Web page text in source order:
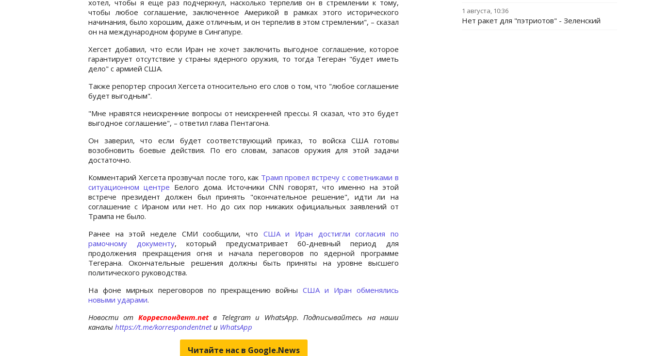
хотел, чтобы я еще раз подчеркнул, насколько терпелив он в стремлении к тому,
чтобы любое соглашение, заключенное Америкой в рамках этого исторического
начинания, было хорошим, даже отличным, и он терпелив в этом стремлении", – сказал
он на международном форуме в Сингапуре.
Хегсет добавил, что если Иран не хочет заключить выгодное соглашение, которое
гарантирует отсутствие у страны ядерного оружия, то тогда Тегеран "будет иметь
дело" с армией США.
Также репортер спросил Хегсета относительно его слов о том, что "любое соглашение
будет выгодным".
"Мне нравятся неискренние вопросы от неискренней прессы. Я сказал, что это будет
выгодное соглашение", – ответил глава Пентагона.
Он заверил, что если будет соответствующий приказ, то войска США готовы
возобновить боевые действия. По его словам, запасов оружия для этой задачи
достаточно.
Комментарий Хегсета прозвучал после того, как Трамп провел встречу с советниками в
ситуационном центре Белого дома. Источники CNN говорят, что именно на этой
встрече президент должен был принять "окончательное решение", идти ли на
соглашение с Ираном или нет. Но до сих пор никаких официальных заявлений от
Трампа не было.
Ранее на этой неделе СМИ сообщили, что США и Иран достигли согласия по
рамочному документу, который предусматривает 60-дневный период для
продолжения прекращения огня и начала переговоров по ядерной программе
Тегерана. Окончательные решения должны быть приняты на уровне высшего
политического руководства.
На фоне мирных переговоров по прекращению войныСША и Иран обменялись
новыми ударами.
Новости от Корреспондент.netв Telegram и WhatsApp. Подписывайтесь на наши
каналы https://t.me/korrespondentnetи WhatsApp
Читайте нас в Google.News
1 августа, 10:36
Нет ракет для "пэтриотов" - Зеленский